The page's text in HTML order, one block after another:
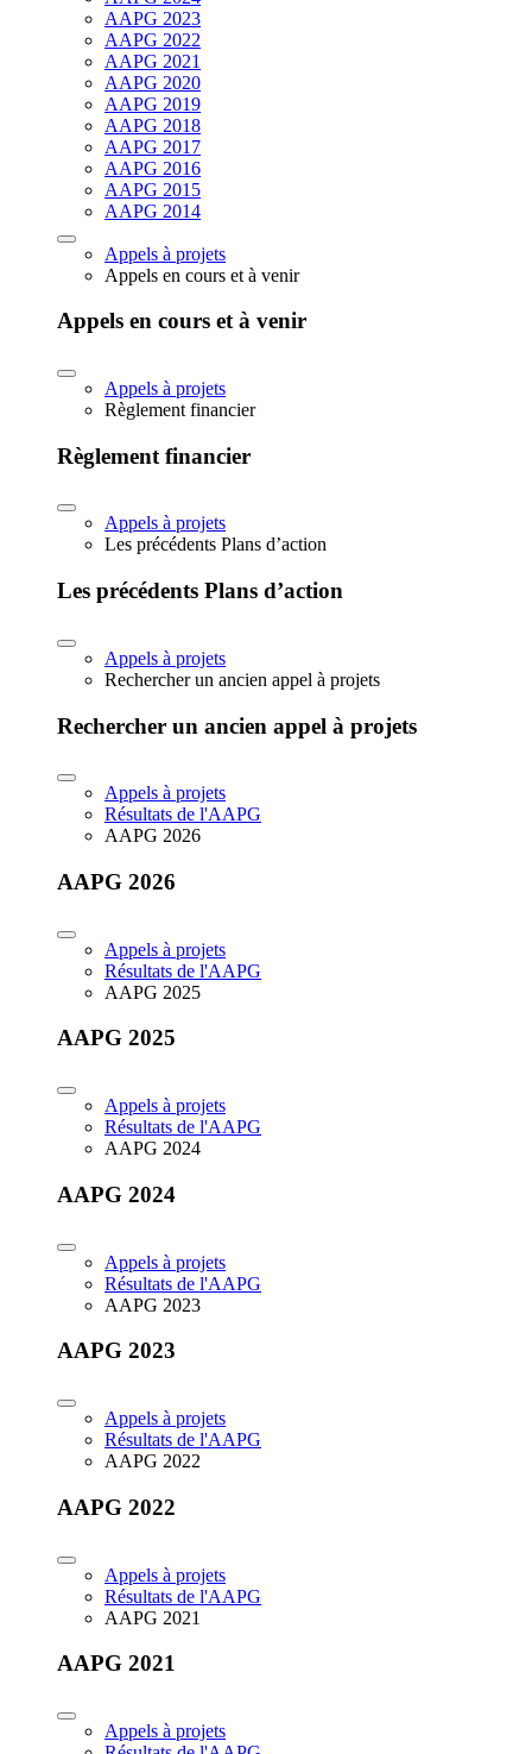
AAPG 2023
AAPG 2022
AAPG 2021
AAPG 2020
AAPG 2019
AAPG 2018
AAPG 2017
AAPG 2016
AAPG 2015
AAPG 2014
Appels à projets
Appels en cours et à venir
Appels en cours et à venir
Appels à projets
Règlement financier
Règlement financier
Appels à projets
Les précédents Plans d’action
Les précédents Plans d’action
Appels à projets
Rechercher un ancien appel à projets
Rechercher un ancien appel à projets
Appels à projets
Résultats de l'AAPG
AAPG 2026
AAPG 2026
Appels à projets
Résultats de l'AAPG
AAPG 2025
AAPG 2025
Appels à projets
Résultats de l'AAPG
AAPG 2024
AAPG 2024
Appels à projets
Résultats de l'AAPG
AAPG 2023
AAPG 2023
Appels à projets
Résultats de l'AAPG
AAPG 2022
AAPG 2022
Appels à projets
Résultats de l'AAPG
AAPG 2021
AAPG 2021
Appels à projets